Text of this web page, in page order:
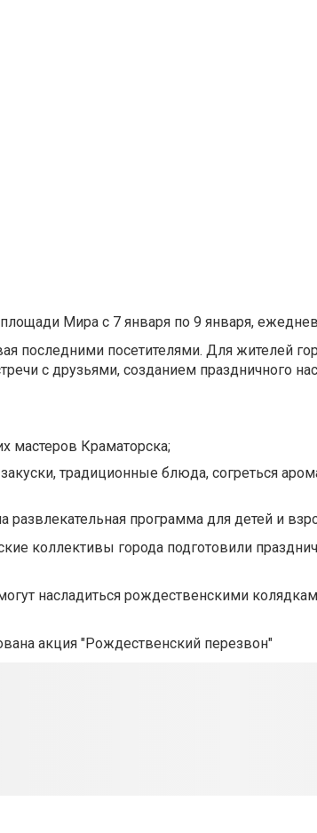
Мира с 7 января по 9 января,
последними посетителями. Для жителей
с друзьями, созданием праздничного
мастеров Краматорска;
традиционные блюда, согреться
развлекательная программа для детей и
коллективы города подготовили
насладиться рождественскими
акция "Рождественский перезвон"